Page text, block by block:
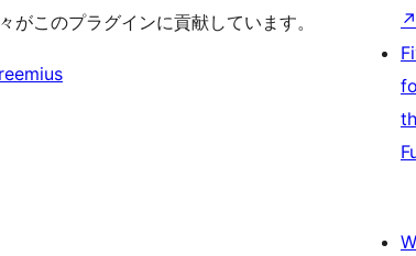
このプラグインに貢献しています。
↗